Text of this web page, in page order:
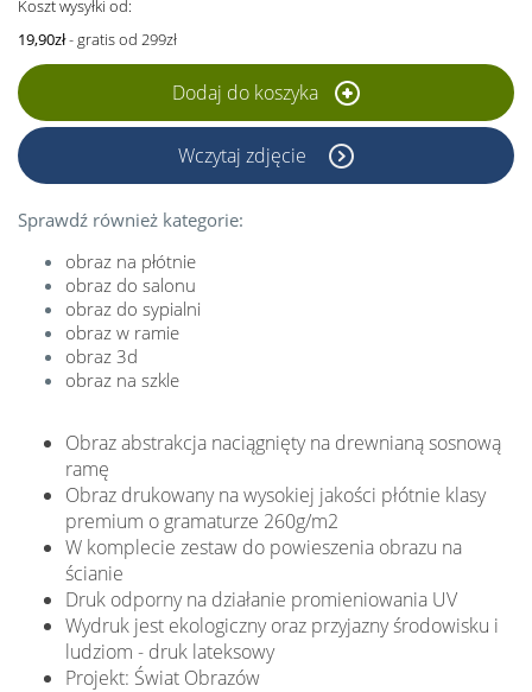
Koszt wysyłki od:
19,90zł- gratis od 299zł
Dodaj do koszyka
Wczytaj zdjęcie
Sprawdź również kategorie:
obraz na płótnie
obraz do salonu
obraz do sypialni
obraz w ramie
obraz 3d
obraz na szkle
Obraz abstrakcja naciągnięty na drewnianą sosnową
ramę
Obraz drukowany na wysokiej jakości płótnie klasy
premium o gramaturze 260g/m2
W komplecie zestaw do powieszenia obrazu na
ścianie
Druk odporny na działanie promieniowania UV
Wydruk jest ekologiczny oraz przyjazny środowisku i
ludziom - druk lateksowy
Projekt: Świat Obrazów